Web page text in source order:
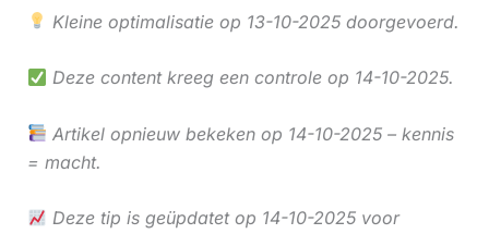
Kleine optimalisatie op 13-10-2025 doorgevoerd.
Deze content kreeg een controle op 14-10-2025.
Artikel opnieuw bekeken op 14-10-2025 – kennis
= macht.
Deze tip is geüpdatet op 14-10-2025 voor